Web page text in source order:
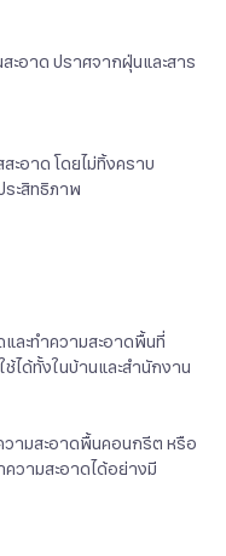
อาด ปราศจากฝุ่นและสาร
ะอาด โดยไม่ทิ้งคราบ
ระสิทธิภาพ
ละทำความสะอาดพื้นที่
ได้ทั้งในบ้านและสำนักงาน
วามสะอาดพื้นคอนกรีต หรือ
วามสะอาดได้อย่างมี